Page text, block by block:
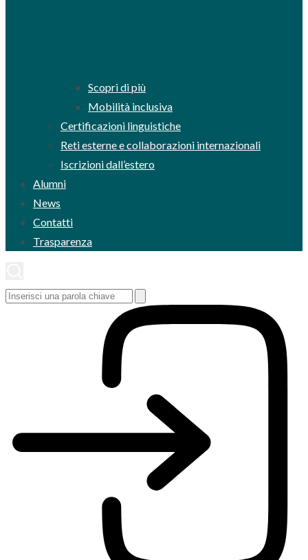
Scopri di più
Mobilità inclusiva
Certificazioni linguistiche
Reti esterne e collaborazioni internazionali
Iscrizioni dall’estero
Alumni
News
Contatti
Trasparenza